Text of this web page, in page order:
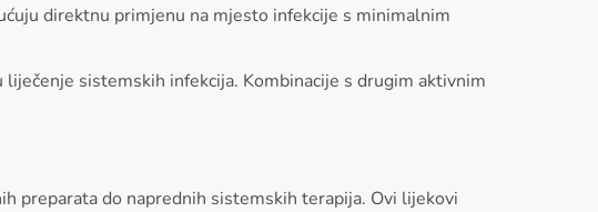
direktnu primjenu na mjesto infekcije s minimalnim
sistemskih infekcija. Kombinacije s drugim aktivnim
preparata do naprednih sistemskih terapija. Ovi lijekovi